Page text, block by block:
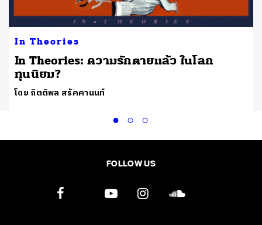
In Theories
In Theories: ความรักตายแล้ว ในโลก
ทุนนิยม?
โดย กิตติพล สรัคคานนท์
FOLLOW US